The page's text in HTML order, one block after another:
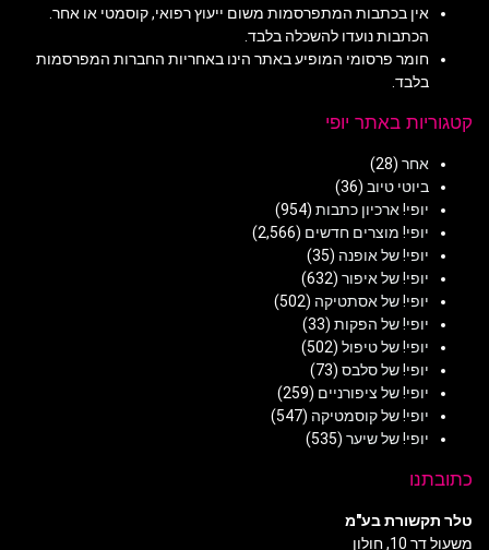
אין בכתבות המתפרסמות משום ייעוץ רפואי, קוסמטי או אחר.
הכתבות נועדו להשכלה בלבד.
חומר פרסומי המופיע באתר הינו באחריות החברות המפרסמות
בלבד.
קטגוריות באתר יופי
אחר (28)
ביוטי טיוב (36)
יופי! ארכיון כתבות (954)
יופי! מוצרים חדשים (2,566)
יופי! של אופנה (35)
יופי! של איפור (632)
יופי! של אסתטיקה (502)
יופי! של הפקות (33)
יופי! של טיפול (502)
יופי! של סלבס (73)
יופי! של ציפורניים (259)
יופי! של קוסמטיקה (547)
יופי! של שיער (535)
כתובתנו
טלר תקשורת בע"מ
משעול דר 10, חולון